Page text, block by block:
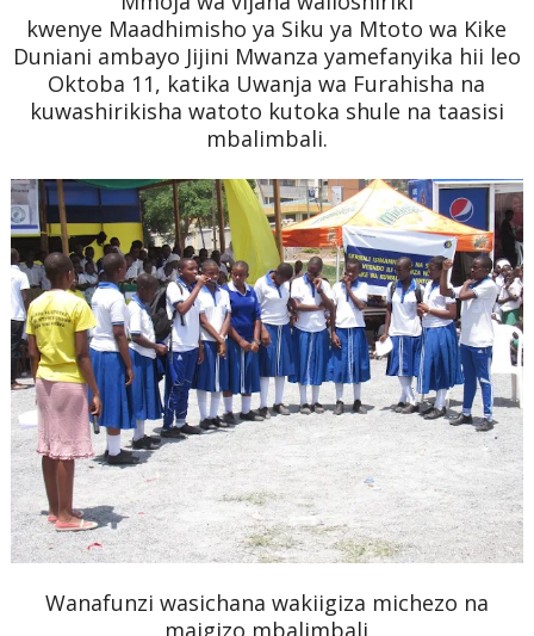
kwenye Maadhimisho ya Siku ya Mtoto wa Kike
Duniani ambayo Jijini Mwanza yamefanyika hii leo
Oktoba 11, katika Uwanja wa Furahisha na
kuwashirikisha watoto kutoka shule na taasisi
mbalimbali.
Wanafunzi wasichana wakiigiza michezo na